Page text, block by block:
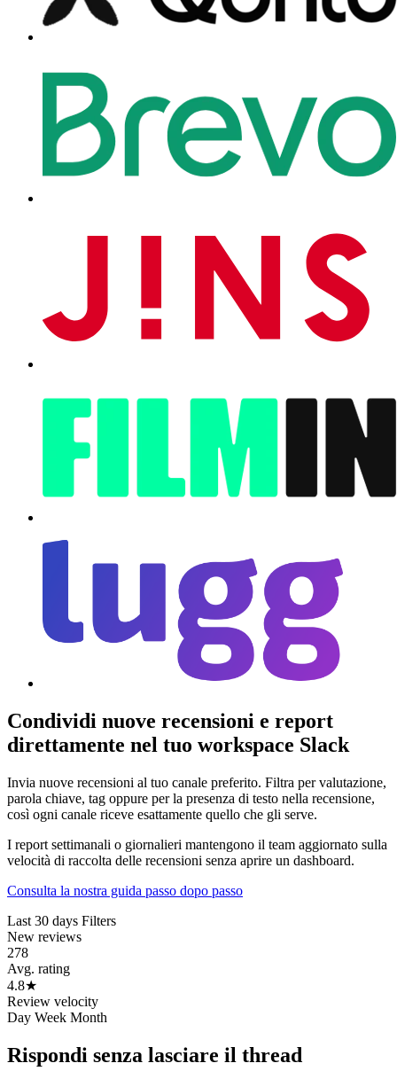
Condividi nuove recensioni e report
direttamente nel tuo workspace Slack
Invia nuove recensioni al tuo canale preferito. Filtra per valutazione,
parola chiave, tag oppure per la presenza di testo nella recensione,
così ogni canale riceve esattamente quello che gli serve.
I report settimanali o giornalieri mantengono il team aggiornato sulla
velocità di raccolta delle recensioni senza aprire un dashboard.
Consulta la nostra guida passo dopo passo
Last 30 days Filters
New reviews
278
Avg. rating
4.8★
Review velocity
Day Week Month
Rispondi senza lasciare il thread